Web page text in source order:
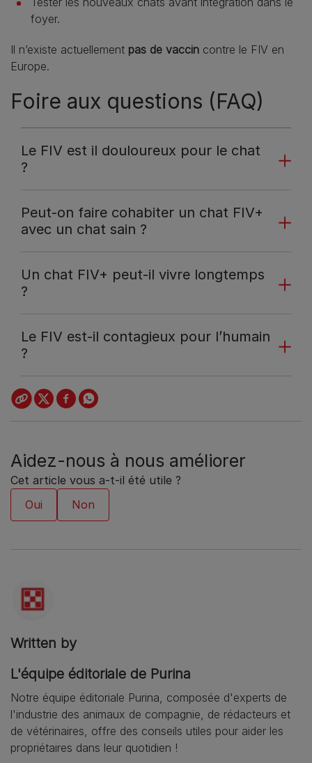
foyer.
Il n’existe actuellement pas de vaccin contre le FIV en
Europe.
Foire aux questions (FAQ)
Le FIV est il douloureux pour le chat
?
Peut-on faire cohabiter un chat FIV+
avec un chat sain ?
Un chat FIV+ peut-il vivre longtemps
?
Le FIV est-il contagieux pour l’humain
?
Aidez-nous à nous améliorer
Cet article vous a-t-il été utile ?
Written by
L'équipe éditoriale de Purina
Notre équipe éditoriale Purina, composée d'experts de
l'industrie des animaux de compagnie, de rédacteurs et
de vétérinaires, offre des conseils utiles pour aider les
propriétaires dans leur quotidien !